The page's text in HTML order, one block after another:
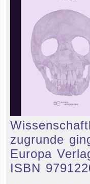
zugrunde
Europa
ISBN